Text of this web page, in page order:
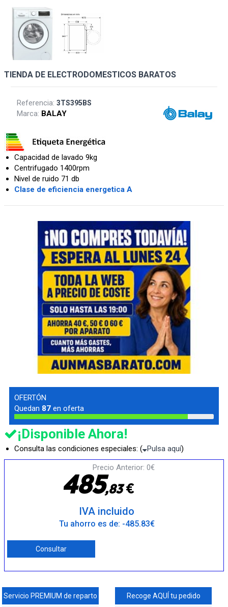
TIENDA DE ELECTRODOMESTICOS BARATOS
Referencia:3TS395BS
Marca: BALAY
Capacidad de lavado 9kg
Centrifugado 1400rpm
Nivel de ruido 71 db
Clase de eficiencia energetica A
OFERTÓN
Quedan 87 en oferta
¡Disponible Ahora!
Consulta las condiciones especiales: ( Pulsa aquí)
Precio Anterior: 0€
485,83€
IVA incluido
Tu ahorro es de: -485.83€
Consultar
Servicio PREMIUM de reparto Recoge AQUÍ tu pedido